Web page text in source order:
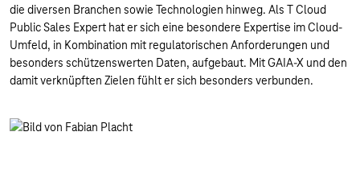
die diversen Branchen sowie Technologien hinweg. Als T Cloud
Public Sales Expert hat er sich eine besondere Expertise im Cloud-
Umfeld, in Kombination mit regulatorischen Anforderungen und
besonders schützenswerten Daten, aufgebaut. Mit GAIA-X und den
damit verknüpften Zielen fühlt er sich besonders verbunden.